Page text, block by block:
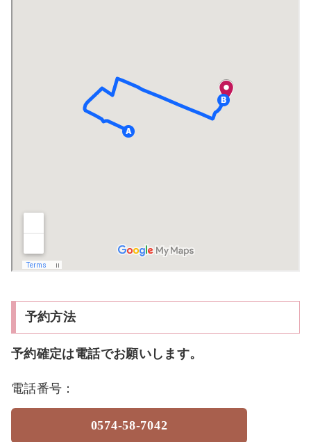
予約方法
予約確定は電話でお願いします。
電話番号：
0574-58-7042